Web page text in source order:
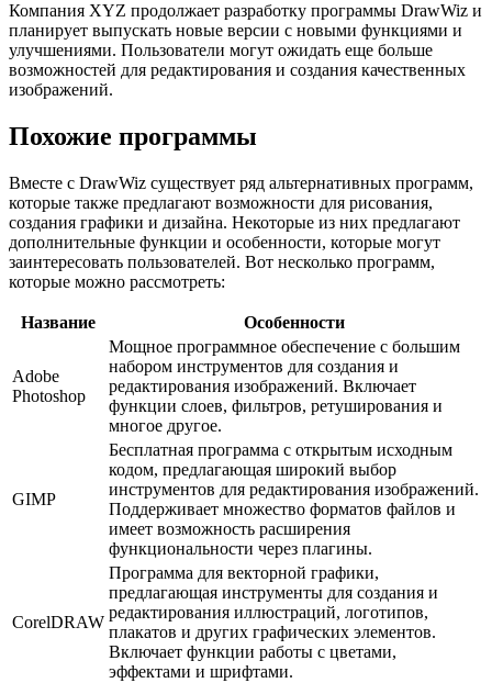
Компания XYZ продолжает разработку программы DrawWiz и
планирует выпускать новые версии с новыми функциями и
улучшениями. Пользователи могут ожидать еще больше
возможностей для редактирования и создания качественных
изображений.
Похожие программы
Вместе с DrawWiz существует ряд альтернативных программ,
которые также предлагают возможности для рисования,
создания графики и дизайна. Некоторые из них предлагают
дополнительные функции и особенности, которые могут
заинтересовать пользователей. Вот несколько программ,
которые можно рассмотреть:
Название Особенности
Adobe
Photoshop
Мощное программное обеспечение с большим
набором инструментов для создания и
редактирования изображений. Включает
функции слоев, фильтров, ретуширования и
многое другое.
GIMP
Бесплатная программа с открытым исходным
кодом, предлагающая широкий выбор
инструментов для редактирования изображений.
Поддерживает множество форматов файлов и
имеет возможность расширения
функциональности через плагины.
CorelDRAW
Программа для векторной графики,
предлагающая инструменты для создания и
редактирования иллюстраций, логотипов,
плакатов и других графических элементов.
Включает функции работы с цветами,
эффектами и шрифтами.